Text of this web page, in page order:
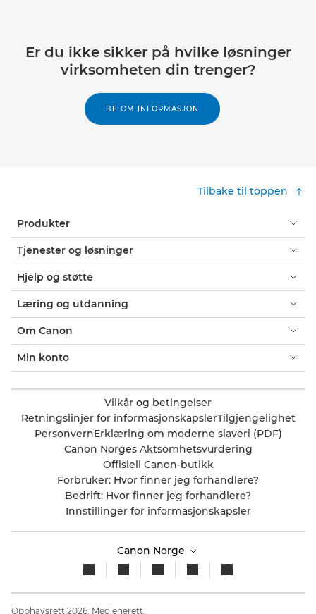
Er du ikke sikker på hvilke løsninger
virksomheten din trenger?
BE OM INFORMASJON
Tilbake til toppen
Produkter
Tjenester og løsninger
Hjelp og støtte
Læring og utdanning
Om Canon
Min konto
Vilkår og betingelser
Retningslinjer for informasjonskapslerTilgjengelighet
PersonvernErklæring om moderne slaveri (PDF)
Canon Norges Aktsomhetsvurdering
Offisiell Canon-butikk
Forbruker: Hvor finner jeg forhandlere?
Bedrift: Hvor finner jeg forhandlere?
Innstillinger for informasjonskapsler
Canon Norge
Opphavsrett 2026. Med enerett.